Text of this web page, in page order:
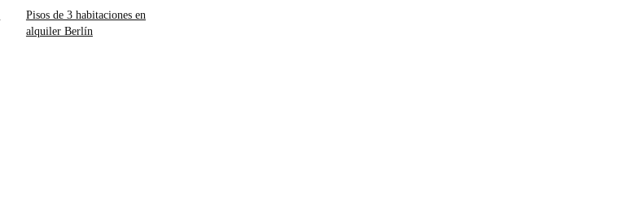
Pisos de 3 habitaciones en
alquiler Berlín